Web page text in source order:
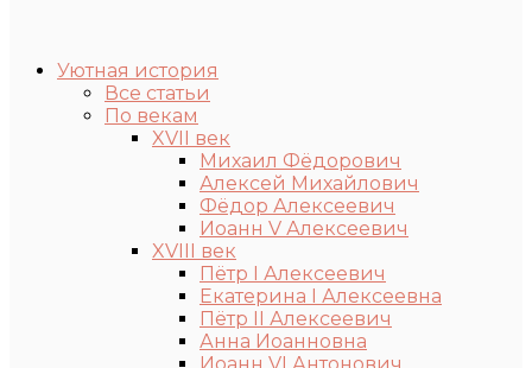
Уютная история
Все статьи
По векам
XVII век
Михаил Фёдорович
Алексей Михайлович
Фёдор Алексеевич
Иоанн V Алексеевич
XVIII век
Пётр I Алексеевич
Екатерина I Алексеевна
Пётр II Алексеевич
Анна Иоанновна